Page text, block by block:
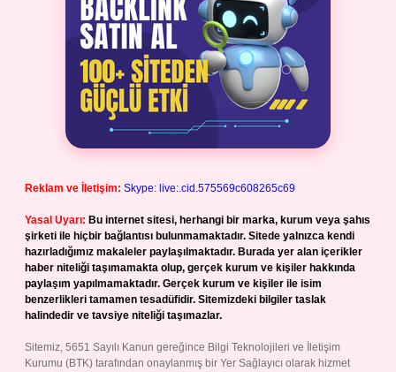
Reklam ve İletişim: Skype: live:.cid.575569c608265c69
Yasal Uyarı: Bu internet sitesi, herhangi bir marka, kurum veya şahıs
şirketi ile hiçbir bağlantısı bulunmamaktadır. Sitede yalnızca kendi
hazırladığımız makaleler paylaşılmaktadır. Burada yer alan içerikler
haber niteliği taşımamakta olup, gerçek kurum ve kişiler hakkında
paylaşım yapılmamaktadır. Gerçek kurum ve kişiler ile isim
benzerlikleri tamamen tesadüfidir. Sitemizdeki bilgiler taslak
halindedir ve tavsiye niteliği taşımazlar.
Sitemiz, 5651 Sayılı Kanun gereğince Bilgi Teknolojileri ve İletişim
Kurumu (BTK) tarafından onaylanmış bir Yer Sağlayıcı olarak hizmet